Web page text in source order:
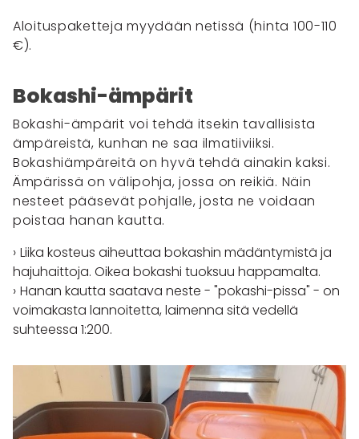
Aloituspaketteja myydään netissä (hinta 100-110
€).
Bokashi-ämpärit
Bokashi-ämpärit voi tehdä itsekin tavallisista
ämpäreistä, kunhan ne saa ilmatiiviiksi.
Bokashiämpäreitä on hyvä tehdä ainakin kaksi.
Ämpärissä on välipohja, jossa on reikiä. Näin
nesteet pääsevät pohjalle, josta ne voidaan
poistaa hanan kautta.
Liika kosteus aiheuttaa bokashin mädäntymistä ja
hajuhaittoja. Oikea bokashi tuoksuu happamalta.
Hanan kautta saatava neste - "pokashi-pissa" - on
voimakasta lannoitetta, laimenna sitä vedellä
suhteessa 1:200.